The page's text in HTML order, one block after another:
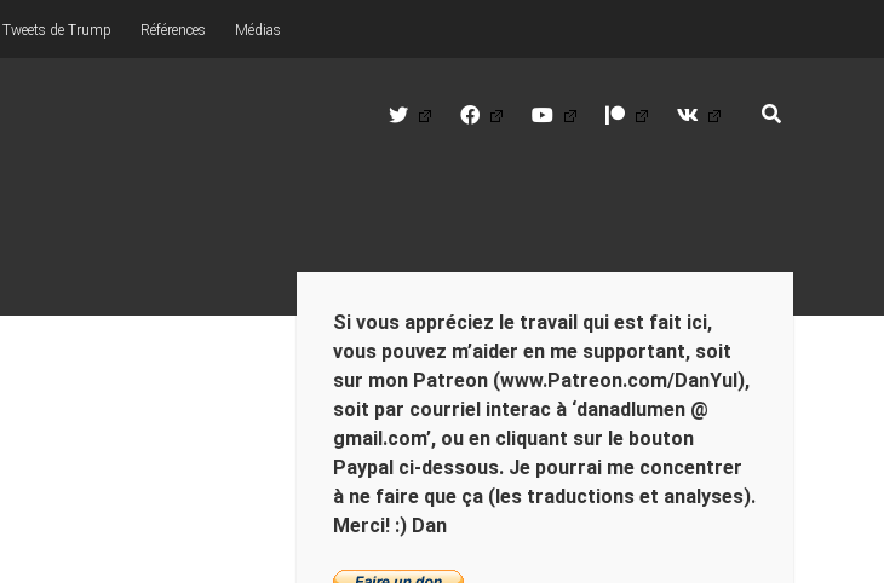
Tweets de Trump Références Médias
twitter facebookyoutube patreon vk
Si vous appréciez le travail qui est fait ici,
vous pouvez m’aider en me supportant, soit
sur mon Patreon (www.Patreon.com/DanYul),
soit par courriel interac à ‘danadlumen @
gmail.com’, ou en cliquant sur le bouton
Paypal ci-dessous. Je pourrai me concentrer
à ne faire que ça (les traductions et analyses).
Merci! :) Dan